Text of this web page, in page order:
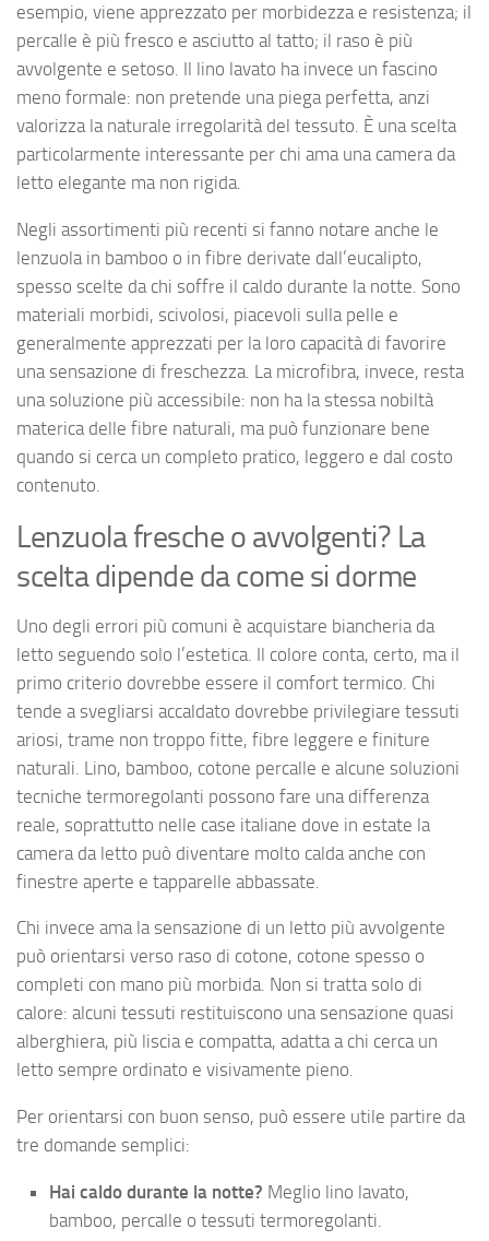
esempio, viene apprezzato per morbidezza e resistenza; il
percalle è più fresco e asciutto al tatto; il raso è più
avvolgente e setoso. Il lino lavato ha invece un fascino
meno formale: non pretende una piega perfetta, anzi
valorizza la naturale irregolarità del tessuto. È una scelta
particolarmente interessante per chi ama una camera da
letto elegante ma non rigida.
Negli assortimenti più recenti si fanno notare anche le
lenzuola in bamboo o in fibre derivate dall’eucalipto,
spesso scelte da chi soffre il caldo durante la notte. Sono
materiali morbidi, scivolosi, piacevoli sulla pelle e
generalmente apprezzati per la loro capacità di favorire
una sensazione di freschezza. La microfibra, invece, resta
una soluzione più accessibile: non ha la stessa nobiltà
materica delle fibre naturali, ma può funzionare bene
quando si cerca un completo pratico, leggero e dal costo
contenuto.
Lenzuola fresche o avvolgenti? La
scelta dipende da come si dorme
Uno degli errori più comuni è acquistare biancheria da
letto seguendo solo l’estetica. Il colore conta, certo, ma il
primo criterio dovrebbe essere il comfort termico. Chi
tende a svegliarsi accaldato dovrebbe privilegiare tessuti
ariosi, trame non troppo fitte, fibre leggere e finiture
naturali. Lino, bamboo, cotone percalle e alcune soluzioni
tecniche termoregolanti possono fare una differenza
reale, soprattutto nelle case italiane dove in estate la
camera da letto può diventare molto calda anche con
finestre aperte e tapparelle abbassate.
Chi invece ama la sensazione di un letto più avvolgente
può orientarsi verso raso di cotone, cotone spesso o
completi con mano più morbida. Non si tratta solo di
calore: alcuni tessuti restituiscono una sensazione quasi
alberghiera, più liscia e compatta, adatta a chi cerca un
letto sempre ordinato e visivamente pieno.
Per orientarsi con buon senso, può essere utile partire da
tre domande semplici:
Hai caldo durante la notte? Meglio lino lavato,
bamboo, percalle o tessuti termoregolanti.